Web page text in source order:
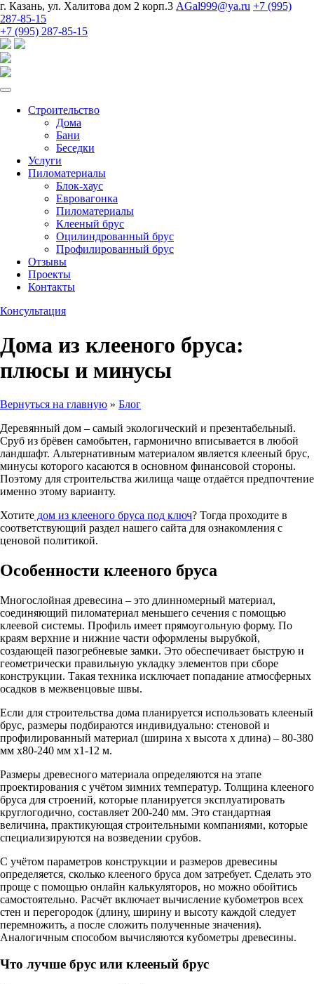
г. Казань, ул. Халитова дом 2 корп.3 AGal999@ya.ru +7 (995)
287-85-15
+7 (995) 287-85-15
Строительство
Дома
Бани
Беседки
Услуги
Пиломатериалы
Блок-хаус
Евровагонка
Пиломатериалы
Клееный брус
Оцилиндрованный брус
Профилированный брус
Отзывы
Проекты
Контакты
Консультация
Дома из клееного бруса:
плюсы и минусы
Вернуться на главную » Блог
Деревянный дом – самый экологический и презентабельный.
Сруб из брёвен самобытен, гармонично вписывается в любой
ландшафт. Альтернативным материалом является клееный брус,
минусы которого касаются в основном финансовой стороны.
Поэтому для строительства жилища чаще отдаётся предпочтение
именно этому варианту.
Хотите дом из клееного бруса под ключ? Тогда проходите в
соответствующий раздел нашего сайта для ознакомления с
ценовой политикой.
Особенности клееного бруса
Многослойная древесина – это длинномерный материал,
соединяющий пиломатериал меньшего сечения с помощью
клеевой системы. Профиль имеет прямоугольную форму. По
краям верхние и нижние части оформлены вырубкой,
создающей пазогребневые замки. Это обеспечивает быструю и
геометрически правильную укладку элементов при сборе
конструкции. Такая техника исключает попадание атмосферных
осадков в межвенцовые швы.
Если для строительства дома планируется использовать клееный
брус, размеры подбираются индивидуально: стеновой и
профилированный материал (ширина х высота х длина) – 80-380
мм х80-240 мм х1-12 м.
Размеры древесного материала определяются на этапе
проектирования с учётом зимних температур. Толщина клееного
бруса для строений, которые планируется эксплуатировать
круглогодично, составляет 200-240 мм. Это стандартная
величина, практикующая строительными компаниями, которые
специализируются на возведении срубов.
С учётом параметров конструкции и размеров древесины
определяется, сколько клееного бруса дом затребует. Сделать это
проще с помощью онлайн калькуляторов, но можно обойтись
самостоятельно. Расчёт включает вычисление кубометров всех
стен и перегородок (длину, ширину и высоту каждой следует
перемножить, а после сложить полученные значения).
Аналогичным способом вычисляются кубометры древесины.
Что лучше брус или клееный брус